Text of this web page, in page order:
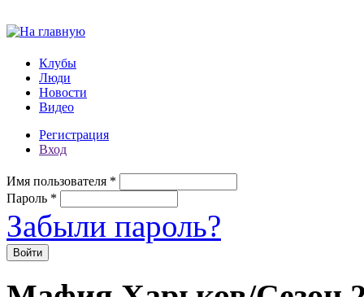
Клубы
Люди
Новости
Видео
Регистрация
Вход
Имя пользователя *
Пароль *
Забыли пароль?